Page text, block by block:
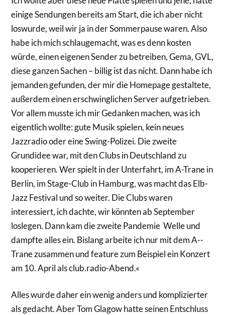
einige Sendungen bereits am Start, die ich aber nicht
loswurde, weil wir ja in der Sommerpause waren. Also
habe ich mich schlaugemacht, was es denn kosten
würde, einen eigenen Sender zu betreiben, Gema, GVL,
diese ganzen Sachen – billig ist das nicht. Dann habe ich
jemanden gefunden, der mir die Homepage gestaltete,
außerdem einen erschwinglichen Server aufgetrieben.
Vor allem musste ich mir Gedanken machen, was ich
eigentlich wollte: gute Musik spielen, kein neues
Jazzradio oder eine Swing-­Polizei. Die zweite
Grundidee war, mit den Clubs in Deutschland zu
kooperieren. Wer spielt in der Unterfahrt, im A-­Trane in
Berlin, im Stage-­Club in Hamburg, was macht das Elb­-
Jazz Festival und so weiter. Die Clubs waren
interessiert, ich dachte, wir könnten ab September
loslegen. Dann kam die zweite Pandemie ­ Welle und
dampfte alles ein. Bislang arbeite ich nur mit dem A-­
Trane zusammen und feature zum Beispiel ein Konzert
am 10. April als club.radio-Abend.«
Alles wurde daher ein wenig anders und komplizierter
als gedacht. Aber Tom Glagow hatte seinen Entschluss